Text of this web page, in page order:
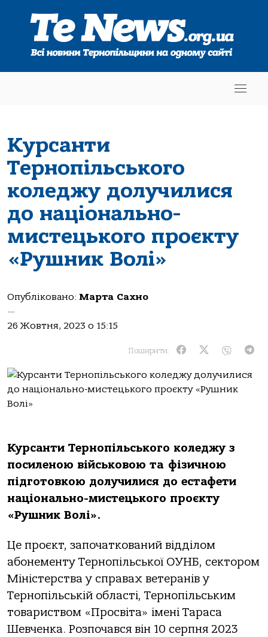
Курсанти
Тернопільського
коледжу долучилися
до національно-
мистецького проєкту
«Рушник Волі»
Опубліковано: Марта Сахно
—
26 Жовтня, 2023 о 15:15
Поширити:
Курсанти Тернопільського коледжу з
посиленою військовою та фізичною
підготовкою долучилися до естафети
національно-мистецького проєкту
«Рушник Волі».
Це проєкт, започаткований відділом
абонементу Тернопільської ОУНБ, сектором
Міністерства у справах ветеранів у
Тернопільській області, Тернопільським
товариством «Просвіта» імені Тараса
Шевченка. Розпочався він 10 серпня 2023